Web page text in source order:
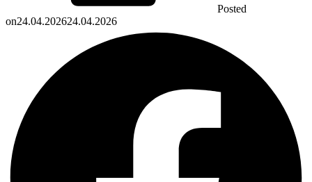
Posted
on24.04.202624.04.2026